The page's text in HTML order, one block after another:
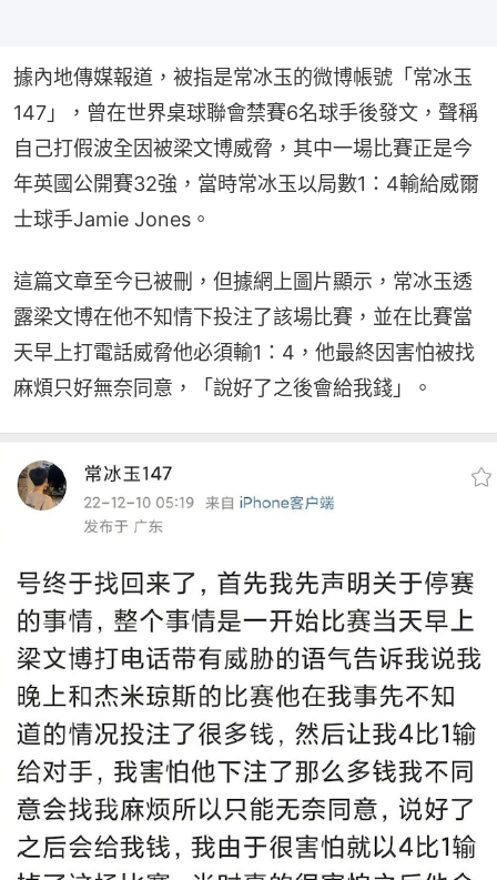
據內地傳媒報道，被指是常冰玉的微博帳號「常冰玉
147」，曾在世界桌球聯會禁賽6名球手後發文，聲稱
自己打假波全因被梁文博威脅，其中一場比賽正是今
年英國公開賽32強，當時常冰玉以局數1：4輸給威爾
士球手Jamie Jones。
這篇文章至今已被刪，但據網上圖片顯示，常冰玉透
露梁文博在他不知情下投注了該場比賽，並在比賽當
天早上打電話威脅他必須輸1：4，他最終因害怕被找
麻煩只好無奈同意，「說好了之後會給我錢」。